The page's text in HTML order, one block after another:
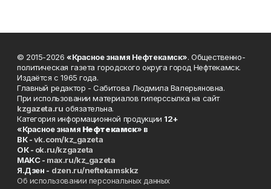
© 2015-2026 «Красное знамя Нефтекамск». Общественно-
политическая газета городского округа город Нефтекамск.
Издаётся с 1965 года.
Главный редактор - Сабитова Людмила Валерьяновна.
При использовании материалов гиперссылка на сайт
kzgazeta.ru обязательна.
Категория информационной продукции 12+
«Красное знамя Нефтекамск» в
ВК -vk.com/kz_gazeta
ОК - ok.ru/kzgazeta
MAKC - max.ru/kz_gazeta
Я.Дзен - dzen.ru/neftekamskkz
Об использовании персональных данных